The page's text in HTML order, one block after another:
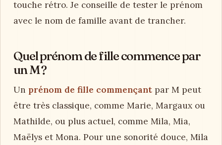
touche rétro. Je conseille de tester le prénom
avec le nom de famille avant de trancher.
Quel prénom de fille commence par
un M ?
Un prénom de fille commençant par M peut
être très classique, comme Marie, Margaux ou
Mathilde, ou plus actuel, comme Mila, Mia,
Maëlys et Mona. Pour une sonorité douce, Mila